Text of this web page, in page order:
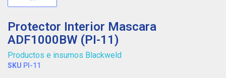
Protector Interior Mascara
ADF1000BW (PI-11)
Productos e insumos Blackweld
SKU PI-11